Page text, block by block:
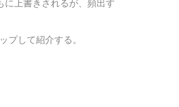
に上書きされるが、頻出す
プして紹介する。